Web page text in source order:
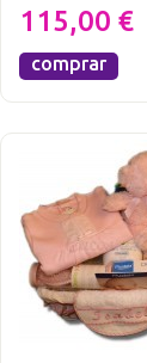
115,00 €
comprar